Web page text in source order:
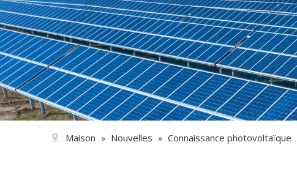
Maison » Nouvelles » Connaissance photovoltaïque